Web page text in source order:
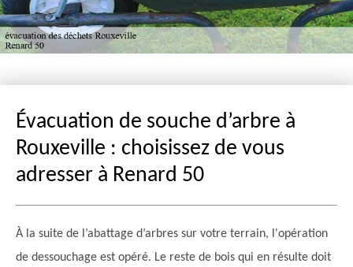
Évacuation de souche d’arbre à
Rouxeville : choisissez de vous
adresser à Renard 50
À la suite de l’abattage d’arbres sur votre terrain, l'opération
de dessouchage est opéré. Le reste de bois qui en résulte doit